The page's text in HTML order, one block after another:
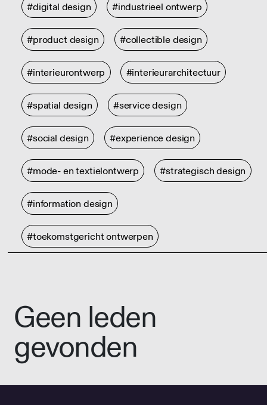
#digital design #industrieel ontwerp
#product design #collectible design
#interieurontwerp #interieurarchitectuur
#spatial design #service design
#social design #experience design
#mode- en textielontwerp #strategisch design
#information design
#toekomstgericht ontwerpen
Geen leden
gevonden